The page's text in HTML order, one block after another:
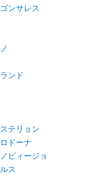
ンサレス
ンド
テリョン
ドーナ
ビィージョ
ス